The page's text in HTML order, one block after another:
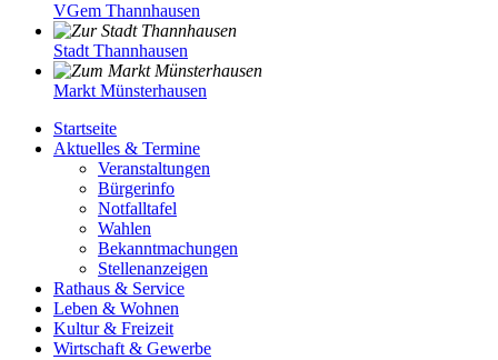
VGem Thannhausen
Stadt Thannhausen
Markt Münsterhausen
Startseite
Aktuelles & Termine
Veranstaltungen
Bürgerinfo
Notfalltafel
Wahlen
Bekanntmachungen
Stellenanzeigen
Rathaus & Service
Leben & Wohnen
Kultur & Freizeit
Wirtschaft & Gewerbe